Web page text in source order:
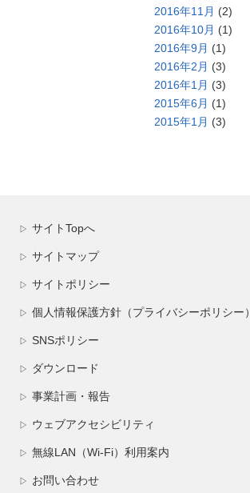
2016年11月 (2)
2016年10月 (1)
2016年9月 (1)
2016年2月 (3)
2016年1月 (3)
2015年6月 (1)
2015年1月 (3)
▷ サイトTopへ
▷ サイトマップ
▷ サイトポリシー
▷ 個人情報保護方針（プライバシーポリシー）
▷ SNSポリシー
▷ ダウンロード
▷ 事業計画・報告
▷ ウェブアクセシビリティ
▷ 無線LAN（Wi-Fi）利用案内
▷ お問い合わせ